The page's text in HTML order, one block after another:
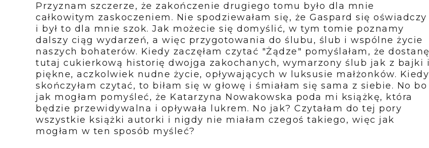
Przyznam szczerze, że zakończenie drugiego tomu było dla mnie
całkowitym zaskoczeniem. Nie spodziewałam się, że Gaspard się oświadczy
i był to dla mnie szok. Jak możecie się domyślić, w tym tomie poznamy
dalszy ciąg wydarzeń, a więc przygotowania do ślubu, ślub i wspólne życie
naszych bohaterów. Kiedy zaczęłam czytać "Żądze" pomyślałam, że dostanę
tutaj cukierkową historię dwojga zakochanych, wymarzony ślub jak z bajki i
piękne, aczkolwiek nudne życie, opływających w luksusie małżonków. Kiedy
skończyłam czytać, to biłam się w głowę i śmiałam się sama z siebie. No bo
jak mogłam pomyśleć, że Katarzyna Nowakowska poda mi książkę, która
będzie przewidywalna i opływała lukrem. No jak? Czytałam do tej pory
wszystkie książki autorki i nigdy nie miałam czegoś takiego, więc jak
mogłam w ten sposób myśleć?